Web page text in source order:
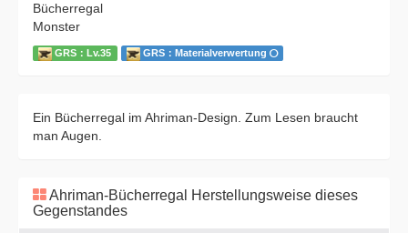
Bücherregal
Monster
GRS：Lv.35 GRS：Materialverwertung
Ein Bücherregal im Ahriman-Design. Zum Lesen braucht
man Augen.
Ahriman-Bücherregal Herstellungsweise dieses
Gegenstandes